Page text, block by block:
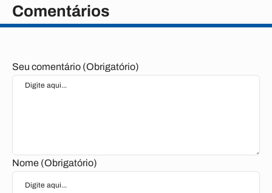
Comentários
Seu comentário (Obrigatório)
Nome (Obrigatório)